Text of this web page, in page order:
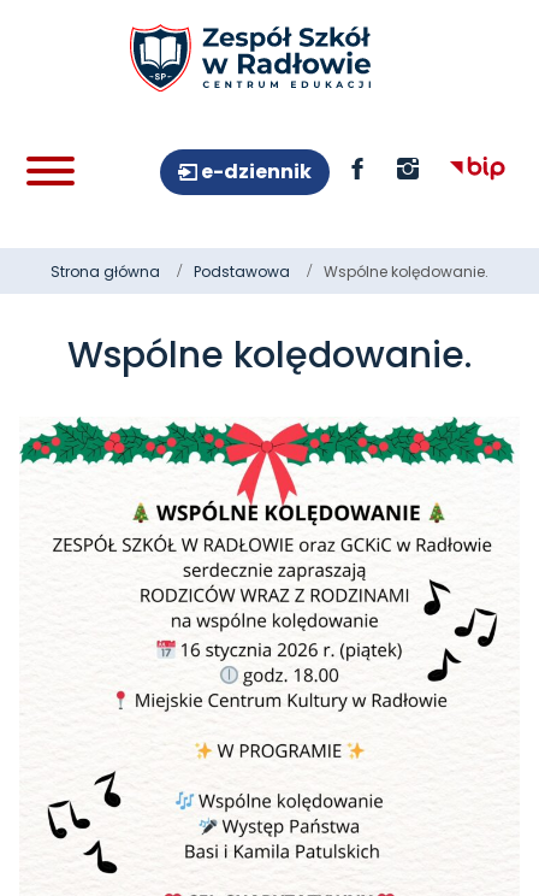
e-dziennik
Strona główna Podstawowa Wspólne kolędowanie.
Wspólne kolędowanie.